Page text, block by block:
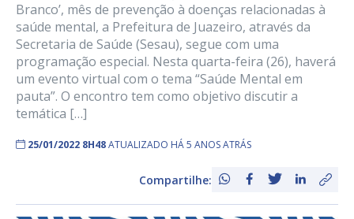
Branco’, mês de prevenção à doenças relacionadas à
saúde mental, a Prefeitura de Juazeiro, através da
Secretaria de Saúde (Sesau), segue com uma
programação especial. Nesta quarta-feira (26), haverá
um evento virtual com o tema “Saúde Mental em
pauta”. O encontro tem como objetivo discutir a
temática […]
25/01/2022 8H48ATUALIZADO HÁ 5 ANOS ATRÁS
Compartilhe: